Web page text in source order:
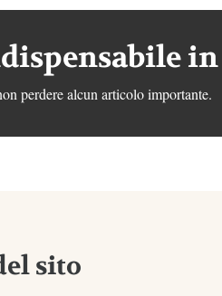
perdere alcun articolo importante.
sito